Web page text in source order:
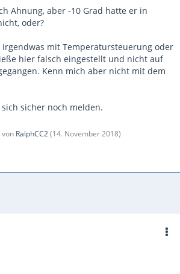
Ahnung, aber -10 Grad hatte er in
oder?
mit Temperatursteuerung oder
hier falsch eingestellt und nicht auf
Kenn mich aber nicht mit dem
sicher noch melden.
RalphCC2(14. November 2018)